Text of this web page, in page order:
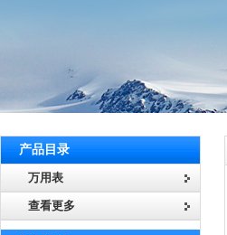
产品目录
万用表
查看更多